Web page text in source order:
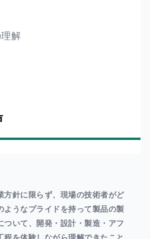
解
方針に限らず、現場の技術者がど
ようなプライドを持って製品の製
いて、開発・設計・製造・アフ